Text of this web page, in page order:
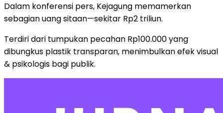
Dalam konferensi pers, Kejagung memamerkan
sebagian uang sitaan—sekitar Rp2 triliun.
Terdiri dari tumpukan pecahan Rp100.000 yang
dibungkus plastik transparan, menimbulkan efek visual
& psikologis bagi publik.